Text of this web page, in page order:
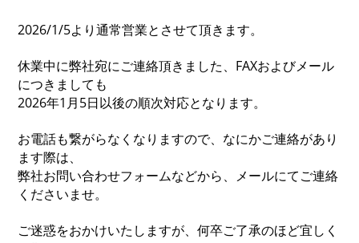
2026/1/5より通常営業とさせて頂きます。
休業中に弊社宛にご連絡頂きました、FAXおよびメール
につきましても
2026年1月5日以後の順次対応となります。
お電話も繋がらなくなりますので、なにかご連絡があり
ます際は、
弊社お問い合わせフォームなどから、メールにてご連絡
くださいませ。
ご迷惑をおかけいたしますが、何卒ご了承のほど宜しく